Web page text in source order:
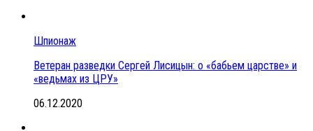
Шпионаж
Ветеран разведки Сергей Лисицын: о «бабьем царстве» и
«ведьмах из ЦРУ»
06.12.2020